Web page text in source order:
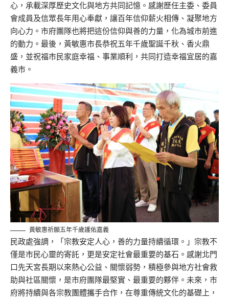
心，承載深厚歷史文化與地方共同記憶。感謝歷任主委、委員
會成員及信眾長年用心奉獻，讓百年信仰薪火相傳、凝聚地方
向心力。市府團隊也將把這份信仰與善的力量，化為城市前進
的動力。最後，黃敏惠市長恭祝五年千歲聖誕千秋、香火鼎
盛，並祝福市民家庭幸福、事業順利，共同打造幸福宜居的嘉
義市。
黃敏惠祈願五年千歲護佑嘉義
民政處強調，「宗教安定人心，善的力量持續循環。」宗教不
僅是市民心靈的寄託，更是安定社會最重要的基石。感謝北門
口先天宮長期以來熱心公益、關懷弱勢，積極參與地方社會救
助與社區關懷，是市府團隊最堅實、最重要的夥伴。未來，市
府將持續與各宗教團體攜手合作，在尊重傳統文化的基礎上，